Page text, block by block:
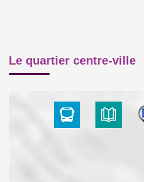
Le quartier centre-ville